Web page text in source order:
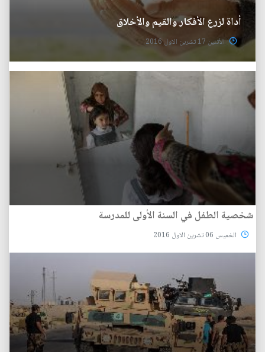
أداة لزرع الأفكار والقيم والأخلاق
الأثنين 17 تشرين الاول 2016
شخصية الطفل في السنة الأولى للمدرسة
الخميس 06 تشرين الاول 2016